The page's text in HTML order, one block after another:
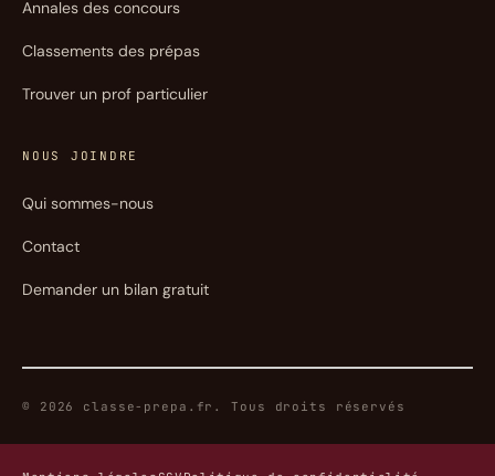
Annales des concours
Classements des prépas
Trouver un prof particulier
NOUS JOINDRE
Qui sommes-nous
Contact
Demander un bilan gratuit
© 2026 classe-prepa.fr. Tous droits réservés